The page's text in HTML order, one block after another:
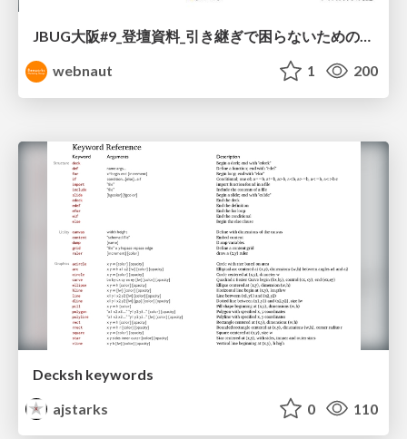
JBUG大阪#9_登壇資料_引き継ぎで困らないためのBacklogWikiの整え方_ミスと属人化を防ぐために、 “次の人が動ける状態”をどう残すか
webnaut
1 200
Decksh keywords
ajstarks
0 110